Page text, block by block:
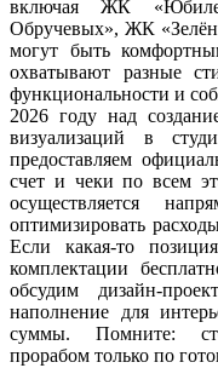
включая ЖК
Обручевых», ЖК
могут быть
охватывают разные
функциональности и
2026 году над
визуализаций в
предоставляем
счет и чеки по всем
осуществляется
оптимизировать
Если какая-то
комплектации
обсудим дизайн-
наполнение для
суммы. Помните:
прорабом только по